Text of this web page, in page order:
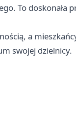
To doskonała
a
swojej dzielnicy.